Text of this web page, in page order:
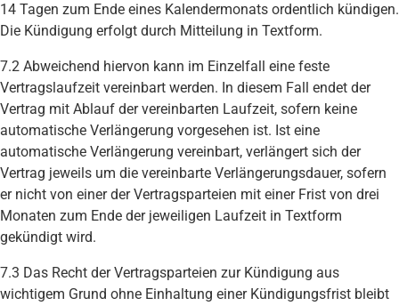
14 Tagen zum Ende eines Kalendermonats ordentlich kündigen.
Die Kündigung erfolgt durch Mitteilung in Textform.
7.2 Abweichend hiervon kann im Einzelfall eine feste
Vertragslaufzeit vereinbart werden. In diesem Fall endet der
Vertrag mit Ablauf der vereinbarten Laufzeit, sofern keine
automatische Verlängerung vorgesehen ist. Ist eine
automatische Verlängerung vereinbart, verlängert sich der
Vertrag jeweils um die vereinbarte Verlängerungsdauer, sofern
er nicht von einer der Vertragsparteien mit einer Frist von drei
Monaten zum Ende der jeweiligen Laufzeit in Textform
gekündigt wird.
7.3 Das Recht der Vertragsparteien zur Kündigung aus
wichtigem Grund ohne Einhaltung einer Kündigungsfrist bleibt